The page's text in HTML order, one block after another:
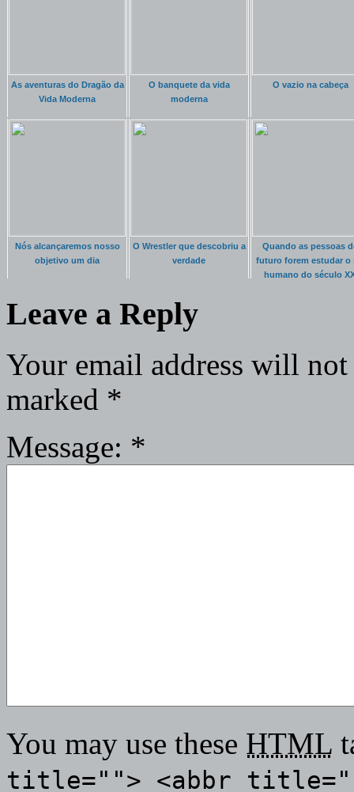
As aventuras do Dragão da
Vida Moderna
O banquete da vida
moderna
O vazio na cabeça
Nós alcançaremos nosso
objetivo um dia
O Wrestler que descobriu a
verdade
Quando as pessoas
futuro forem estudar o
humano do século
Leave a Reply
Your email address will
marked *
Message: *
You may use these HTML
title=""> <abbr